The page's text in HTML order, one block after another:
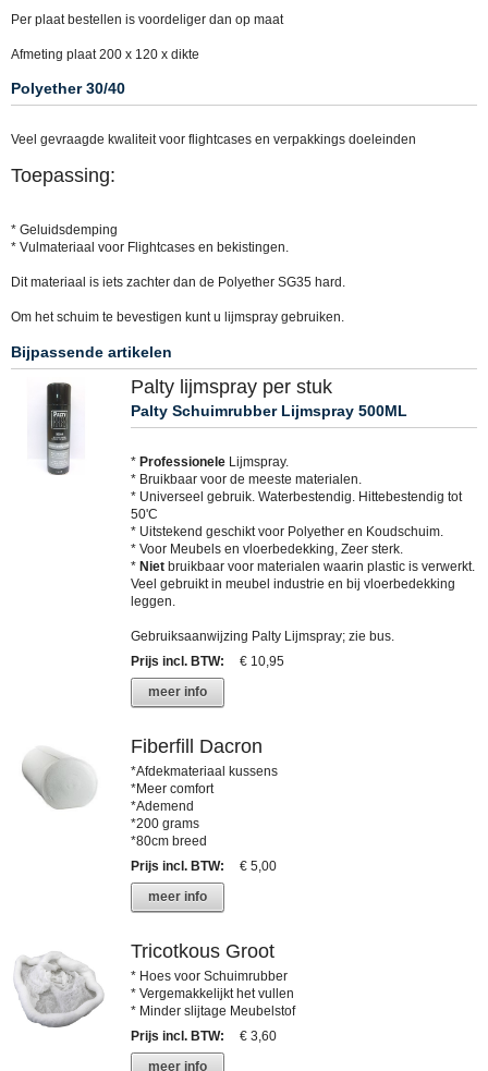
Per plaat bestellen is voordeliger dan op maat
Afmeting plaat 200 x 120 x dikte
Polyether 30/40
Veel gevraagde kwaliteit voor flightcases en verpakkings doeleinden
Toepassing:
* Geluidsdemping
* Vulmateriaal voor Flightcases en bekistingen.
Dit materiaal is iets zachter dan de Polyether SG35 hard.
Om het schuim te bevestigen kunt u lijmspray gebruiken.
Bijpassende artikelen
Palty lijmspray per stuk
Palty Schuimrubber Lijmspray 500ML
* Professionele Lijmspray.
* Bruikbaar voor de meeste materialen.
* Universeel gebruik. Waterbestendig. Hittebestendig tot
50'C
* Uitstekend geschikt voor Polyether en Koudschuim.
* Voor Meubels en vloerbedekking, Zeer sterk.
* Niet bruikbaar voor materialen waarin plastic is verwerkt.
Veel gebruikt in meubel industrie en bij vloerbedekking
leggen.
Gebruiksaanwijzing Palty Lijmspray; zie bus.
Prijs incl. BTW:
€ 10,95
meer info
Fiberfill Dacron
*Afdekmateriaal kussens
*Meer comfort
*Ademend
*200 grams
*80cm breed
Prijs incl. BTW:
€ 5,00
meer info
Tricotkous Groot
* Hoes voor Schuimrubber
* Vergemakkelijkt het vullen
* Minder slijtage Meubelstof
Prijs incl. BTW:
€ 3,60
meer info